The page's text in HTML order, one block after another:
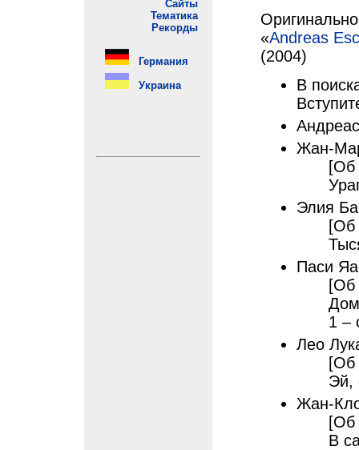
«Andreas
(2004)
В
Жан-
[Об
Элия
[Об
Паси
[Об
1 –
Лео
[Об
Эй,
Жан-
[Об
В